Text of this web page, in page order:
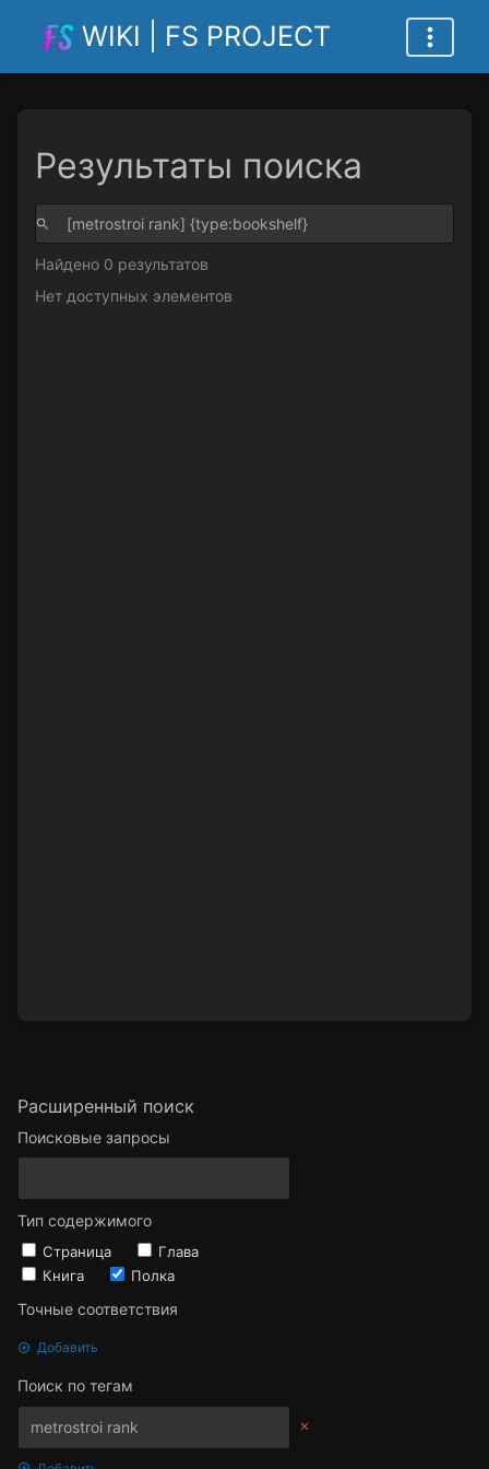
WIKI | FS PROJECT
Расширенный поиск
Поисковые запросы
Тип содержимого
Страница
Глава
Книга
Полка
Точные соответствия
Добавить
Поиск по тегам
Результаты поиска
Найдено 0 результатов
Нет доступных элементов